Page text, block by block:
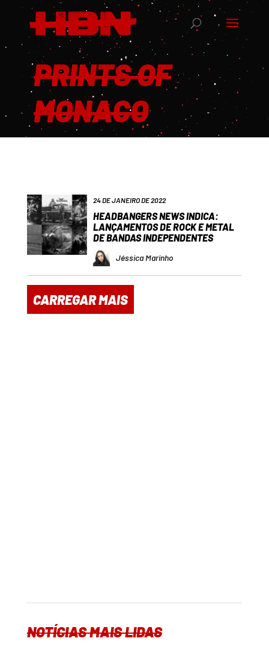
PRINTS OF
MONACO
24 DE JANEIRO DE 2022
HEADBANGERS NEWS INDICA:
LANÇAMENTOS DE ROCK E METAL
DE BANDAS INDEPENDENTES
Jéssica Marinho
CARREGAR MAIS
NOTÍCIAS MAIS LIDAS